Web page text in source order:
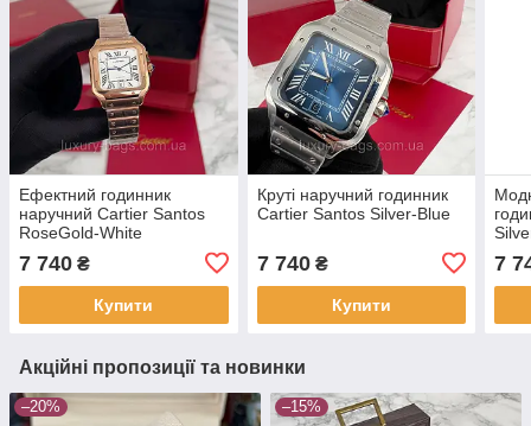
Ефектний годинник
наручний Cartier Santos
RoseGold-White
7 740 ₴
Купити
Круті наручний годинник
Cartier Santos Silver-Blue
7 740₴
Купити
7
Акційні пропозиції та новинки
–20% –15%